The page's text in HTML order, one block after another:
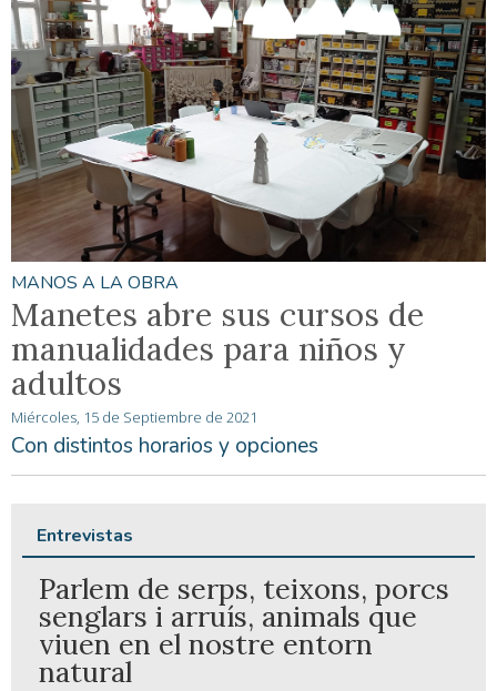
MANOS A LA OBRA
Manetes abre sus cursos de
manualidades para niños y
adultos
Miércoles, 15 de Septiembre de 2021
Con distintos horarios y opciones
Entrevistas
Parlem de serps, teixons, porcs
senglars i arruís, animals que
viuen en el nostre entorn
natural